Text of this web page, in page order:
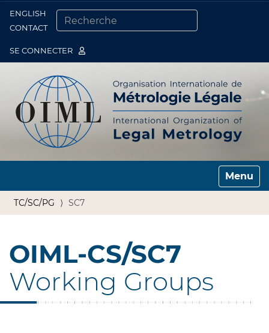
ENGLISH
CONTACT
SE CONNECTER
Toggle
TC/SC/PG SC7
OIML-CS/SC7
Working Groups